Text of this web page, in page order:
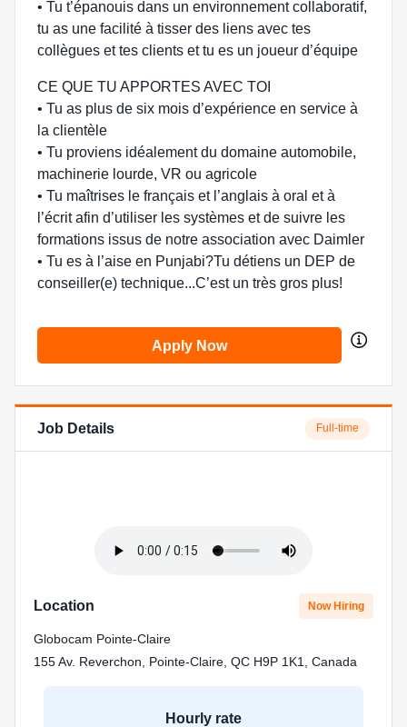
• Tu t’épanouis dans un environnement collaboratif,
tu as une facilité à tisser des liens avec tes
collègues et tes clients et tu es un joueur d’équipe
CE QUE TU APPORTES AVEC TOI
• Tu as plus de six mois d’expérience en service à
la clientèle
• Tu proviens idéalement du domaine automobile,
machinerie lourde, VR ou agricole
• Tu maîtrises le français et l’anglais à oral et à
l’écrit afin d’utiliser les systèmes et de suivre les
formations issus de notre association avec Daimler
• Tu es à l’aise en Punjabi?Tu détiens un DEP de
conseiller(e) technique...C’est un très gros plus!
Apply Now
Job Details Full-time
Location Now Hiring
Globocam Pointe-Claire
155 Av. Reverchon, Pointe-Claire, QC H9P 1K1, Canada
Hourly rate